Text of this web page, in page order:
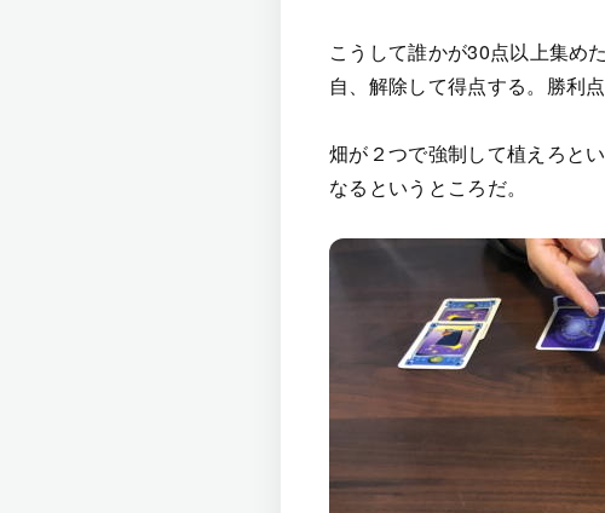
こうして誰かが30点以上集め
自、解除して得点する。勝利
畑が２つで強制して植えろと
なるというところだ。